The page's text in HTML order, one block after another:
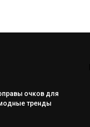
очков для
тренды